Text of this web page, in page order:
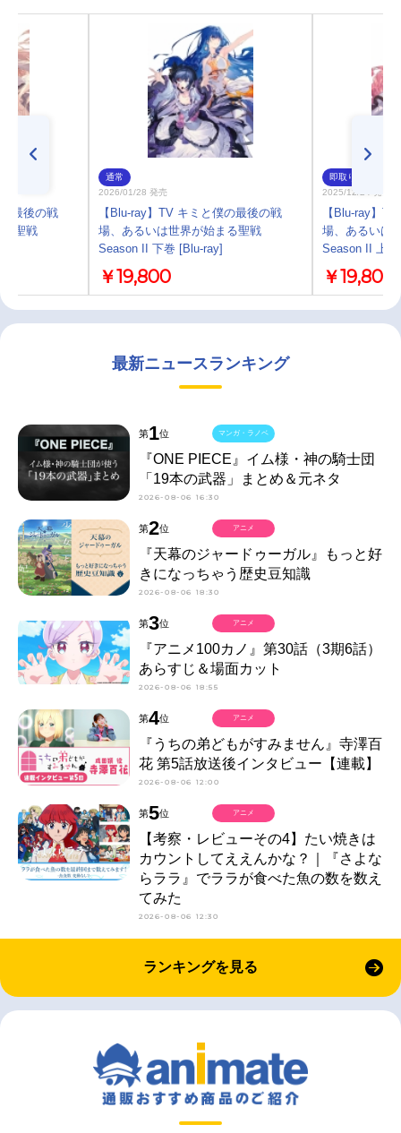
最後の戦
る聖戦
通常
2026/01/28 発売
【Blu-ray】TV キミと僕の最後の戦
場、あるいは世界が始まる聖戦
Season II 下巻 [Blu-ray]
￥19,800
即取り
2025/12/24 発売
【Blu-ray】
場、あるいは
Season II 上
￥19,800
最新ニュースランキング
第1位
『ONE PIECE』イム様・神の騎士団
「19本の武器」まとめ＆元ネタ
2026-08-06 16:30
マンガ・ラノベ
第2位
『天幕のジャードゥーガル』もっと好
きになっちゃう歴史豆知識
2026-08-06 18:30
アニメ
第3位
『アニメ100カノ』第30話（3期6話）
あらすじ＆場面カット
2026-08-06 18:55
アニメ
第4位
『うちの弟どもがすみません』寺澤百
花 第5話放送後インタビュー【連載】
2026-08-06 12:00
アニメ
第5位
【考察・レビューその4】たい焼きは
カウントしてええんかな？｜『さよな
らララ』でララが食べた魚の数を数え
てみた
2026-08-06 12:30
アニメ
ランキングを見る